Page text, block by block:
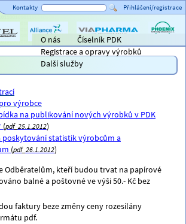
O nás
Číselník PDK
Registrace a opravy výrobků
Další služby
Kontakty Přihlášení/registrace
Alliance
Healthcare
ViaPharma PHOENIX
výrobce
na publikování nových výrobků v PDK
(pdf_25.1.2012)
poskytování statistik výrobcům a
(pdf_26.1.2012)
Odběratelům, kteří budou trvat na papírové
balné a poštovné ve výši 50.- Kč bez
faktury beze změny ceny rozesílány
pdf.